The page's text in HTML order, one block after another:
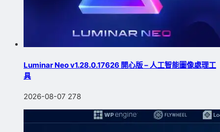
Luminar Neo v1.28.0.17626 開心版 – 人工智能圖像處理工
具
2026-08-07 278